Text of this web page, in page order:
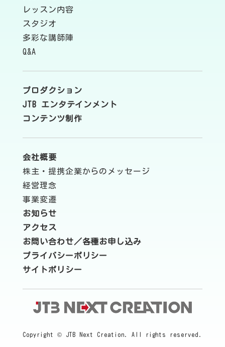
レッスン内容
スタジオ
多彩な講師陣
Q&A
プロダクション
JTB エンタテインメント
コンテンツ制作
会社概要
株主・提携企業からのメッセージ
経営理念
事業変遷
お知らせ
アクセス
お問い合わせ／各種お申し込み
プライバシーポリシー
サイトポリシー
Copyright © JTB Next Creation. All rights reserved.